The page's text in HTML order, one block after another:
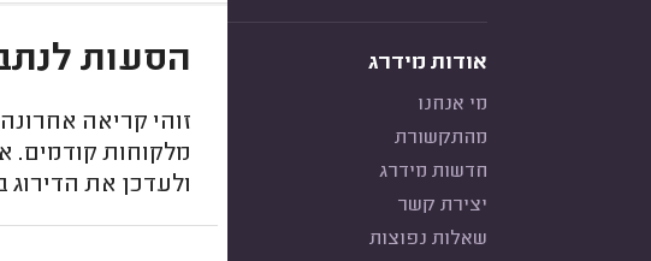
אודות מידרג
מי אנחנו
מהתקשורת
חדשות מידרג
יצירת קשר
שאלות נפוצות
הסעות לנתב"ג + מונית
זוהי קריאה
מלקוחות
ולעדכן את